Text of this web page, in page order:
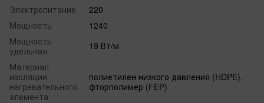
Электропитание
220
Мощность
1240
Мощность
удельная
19 Вт/м
Материал
изоляции
нагревательного
элемента
полиетилен низкого давления (HDPE),
фторполимер (FEP)